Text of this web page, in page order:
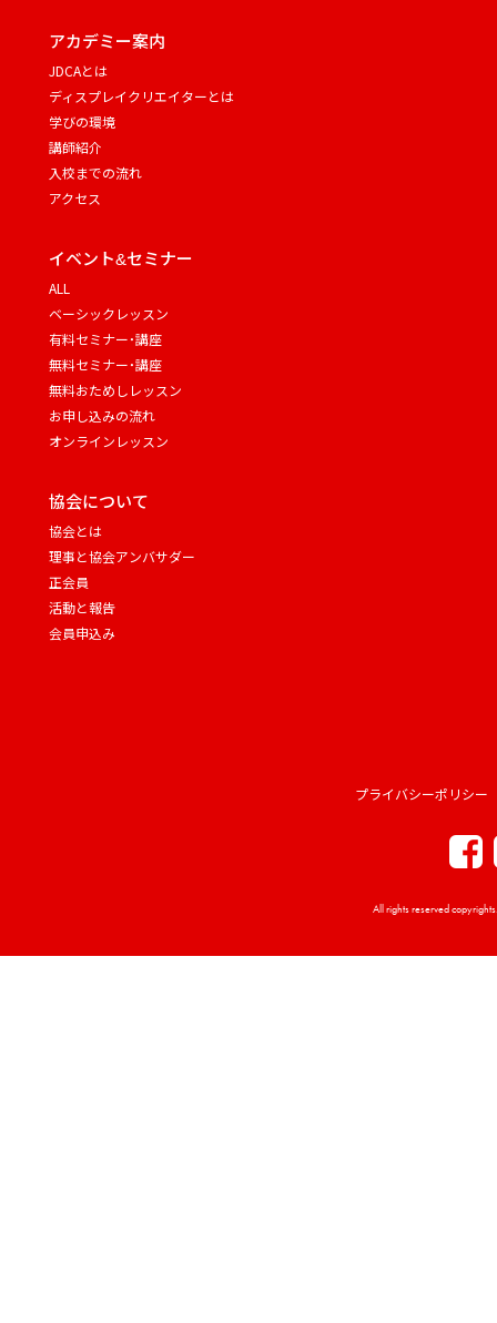
アカデミー案内
JDCAとは
ディスプレイクリエイターとは
学びの環境
講師紹介
入校までの流れ
アクセス
イベント&セミナー
ALL
ベーシックレッスン
有料セミナー・講座
無料セミナー・講座
無料おためしレッスン
お申し込みの流れ
オンラインレッスン
協会について
協会とは
理事と協会アンバサダー
正会員
活動と報告
会員申込み
プライバシーポリシー
All rights reserved